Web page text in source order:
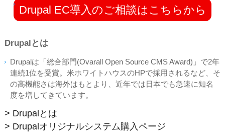
Drupal EC導入のご相談はこちらから
Drupalとは
Drupalは「総合部門(Ovarall Open Source CMS Award)」で2年
連続1位を受賞。米ホワイトハウスのHPで採用されるなど、そ
の高機能さは海外はもとより、近年では日本でも急速に知名
度を増してきています。
> Drupalとは
> Drupalオリジナルシステム購入ページ